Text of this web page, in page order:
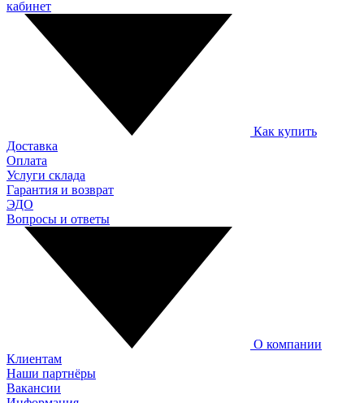
кабинет
Как купить
Доставка
Оплата
Услуги склада
Гарантия и возврат
ЭДО
Вопросы и ответы
О компании
Клиентам
Наши партнёры
Вакансии